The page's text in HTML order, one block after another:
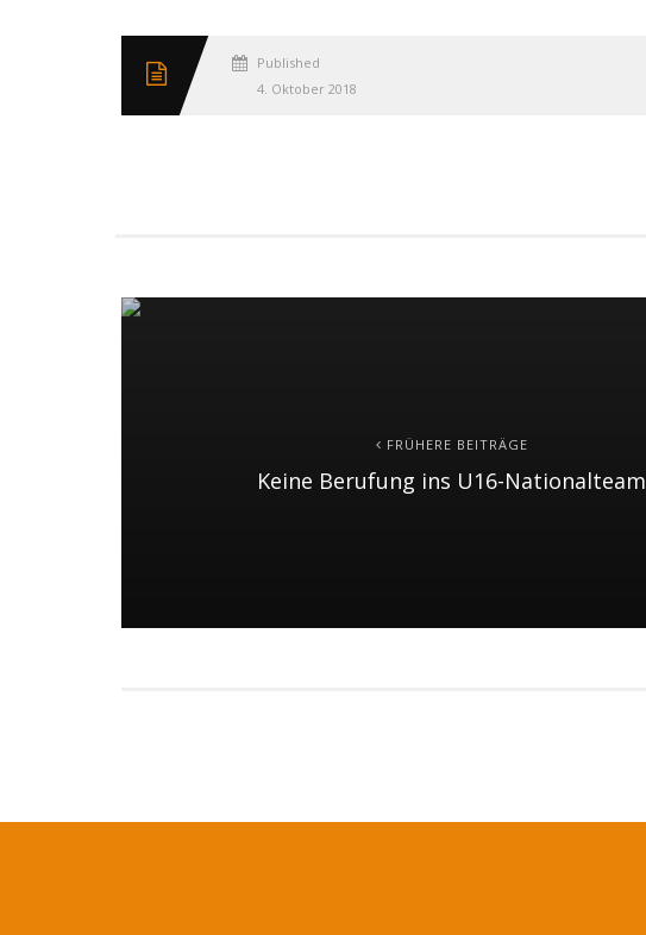
Published
4. Oktober 2018
FRÜHERE BEITRÄGE
Keine Berufung ins U16-Nationalteam